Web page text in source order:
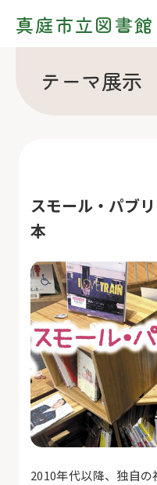
真庭市立図書館
テーマ展示
スモール・パブ
本
2010年代以降、独自の